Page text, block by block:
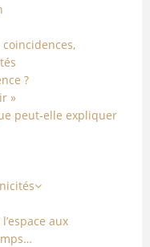
?
»
peut-elle expliquer
aux